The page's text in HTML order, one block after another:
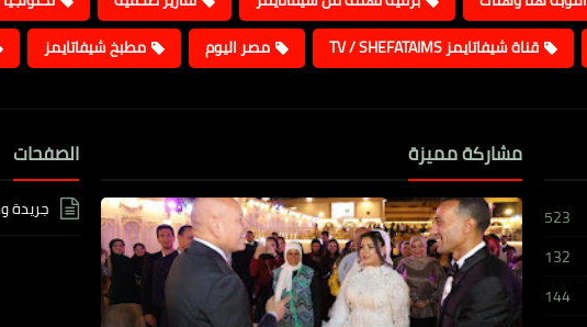
قناة شيفاتايمز TV / SHEFATAIMS مصر اليوم مطبخ شيفاتايمز
523
132
144
مشاركة مميزة الصفحات
جريدة